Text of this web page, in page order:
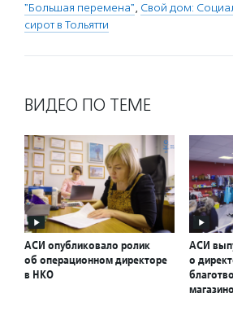
"Большая перемена", Свой дом:
сирот в Тольятти
ВИДЕО ПО ТЕМЕ
АСИ опубликовало ролик
об операционном директоре
в НКО
АСИ
о